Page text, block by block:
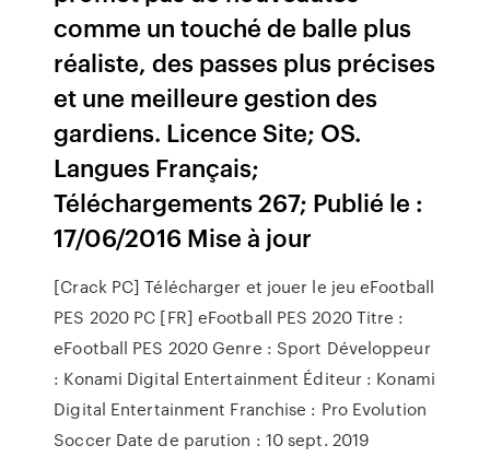
comme un touché de balle plus
réaliste, des passes plus précises
et une meilleure gestion des
gardiens. Licence Site; OS.
Langues Français;
Téléchargements 267; Publié le :
17/06/2016 Mise à jour
[Crack PC] Télécharger et jouer le jeu eFootball
PES 2020 PC [FR] eFootball PES 2020 Titre :
eFootball PES 2020 Genre : Sport Développeur
: Konami Digital Entertainment Éditeur : Konami
Digital Entertainment Franchise : Pro Evolution
Soccer Date de parution : 10 sept. 2019